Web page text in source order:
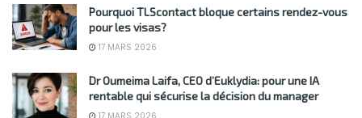
Pourquoi TLScontact bloque certains rendez-vous
pour les visas?
17 MARS 2026
Dr Oumeima Laifa, CEO d’Euklydia: pour une IA
rentable qui sécurise la décision du manager
17 MARS 2026